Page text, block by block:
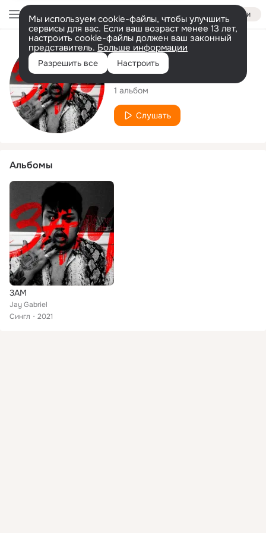
Войти
Мы используем cookie-файлы, чтобы улучшить
сервисы для вас. Если ваш возраст менее 13 лет,
настроить cookie-файлы должен ваш законный
представитель. Больше информации
Разрешить все Настроить
Исполнитель
Jay Gabriel
1 альбом
Слушать
Альбомы
3AM
Jay Gabriel
Сингл
2021